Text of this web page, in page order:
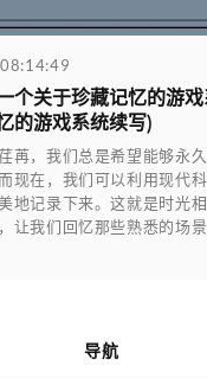
个关于珍藏记忆的游
的游戏系统续写)
苒，我们总是希望能够永
现在，我们可以利用现代科
地记录下来。这就是时光
让我们回忆那些熟悉的场
导航